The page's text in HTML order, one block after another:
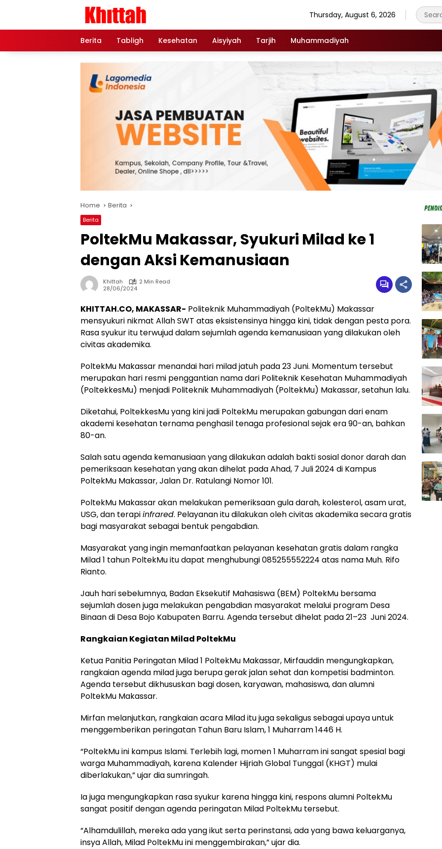
Thursday, August 6, 2026
Berita Tabligh Kesehatan Aisyiyah Tarjih Muhammadiyah
Home Berita
Berita
PoltekMu Makassar, Syukuri Milad ke 1
dengan Aksi Kemanusiaan
Khittah
2 Min Read
28/06/2024
KHITTAH.CO, MAKASSAR- Politeknik Muhammadiyah (PoltekMu) Makassar
mensyukuri nikmat Allah SWT atas eksistensinya hingga kini, tidak dengan pesta pora.
Rasa syukur itu terwujud dalam sejumlah agenda kemanusiaan yang dilakukan oleh
civitas akademika.
PoltekMu Makassar menandai hari milad jatuh pada 23 Juni. Momentum tersebut
merupakan hari resmi penggantian nama dari Politeknik Kesehatan Muhammadiyah
(PoltekkesMu) menjadi Politeknik Muhammadiyah (PoltekMu) Makassar, setahun lalu.
Diketahui, PoltekkesMu yang kini jadi PoltekMu merupakan gabungan dari enam
akademi kesehatan ternama penghasil tenaga profesional sejak era 90-an, bahkan
80-an.
Salah satu agenda kemanusiaan yang dilakukan adalah bakti sosial donor darah dan
pemeriksaan kesehatan yang akan dihelat pada Ahad, 7 Juli 2024 di Kampus
PoltekMu Makassar, Jalan Dr. Ratulangi Nomor 101.
PoltekMu Makassar akan melakukan pemeriksaan gula darah, kolesterol, asam urat,
USG, dan terapiinfrared. Pelayanan itu dilakukan oleh civitas akademika secara gratis
bagi masyarakat sebagai bentuk pengabdian.
Masyarakat yang ingin memanfaatkan pelayanan kesehatan gratis dalam rangka
Milad 1 tahun PoltekMu itu dapat menghubungi 085255552224 atas nama Muh. Rifo
Rianto.
Jauh hari sebelumnya, Badan Eksekutif Mahasiswa (BEM) PoltekMu bersama
sejumlah dosen juga melakukan pengabdian masyarakat melalui program Desa
Binaan di Desa Bojo Kabupaten Barru. Agenda tersebut dihelat pada 21–23 Juni 2024.
Rangkaian Kegiatan Milad PoltekMu
Ketua Panitia Peringatan Milad 1 PoltekMu Makassar, Mirfauddin mengungkapkan,
rangkaian agenda milad juga berupa gerak jalan sehat dan kompetisi badminton.
Agenda tersebut dikhususkan bagi dosen, karyawan, mahasiswa, dan alumni
PoltekMu Makassar.
Mirfan melanjutkan, rangkaian acara Milad itu juga sekaligus sebagai upaya untuk
menggemberikan peringatan Tahun Baru Islam, 1 Muharram 1446 H.
“PoltekMu ini kampus Islami. Terlebih lagi, momen 1 Muharram ini sangat spesial bagi
warga Muhammadiyah, karena Kalender Hijriah Global Tunggal (KHGT) mulai
diberlakukan,” ujar dia sumringah.
Ia juga mengungkapkan rasa syukur karena hingga kini, respons alumni PoltekMu
sangat positif dengan agenda peringatan Milad PoltekMu tersebut.
“Alhamdulillah, mereka ada yang ikut serta perinstansi, ada yang bawa keluarganya,
insya Allah, Milad PoltekMu ini menggembirakan,” ujar dia.